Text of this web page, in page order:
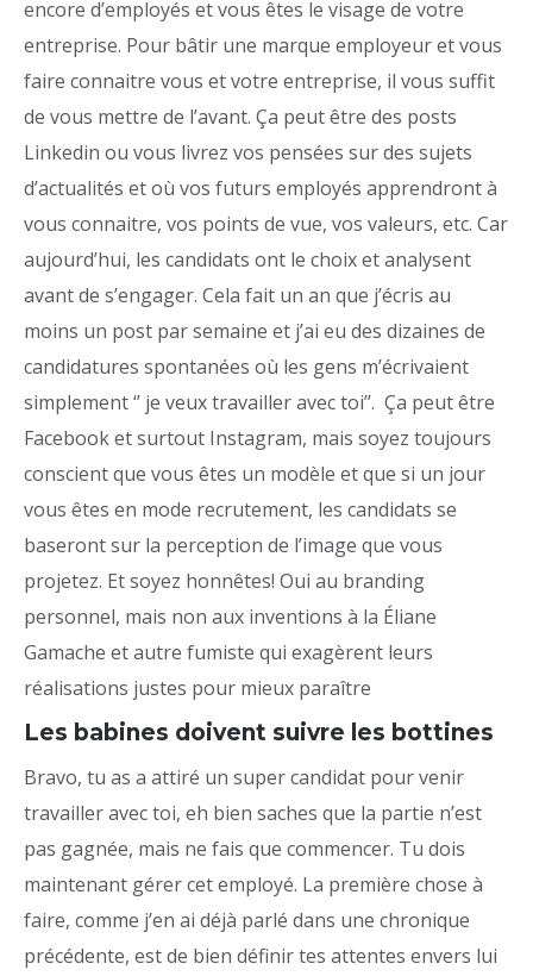
encore d’employés et vous êtes le visage de votre
entreprise. Pour bâtir une marque employeur et vous
faire connaitre vous et votre entreprise, il vous suffit
de vous mettre de l’avant. Ça peut être des posts
Linkedin ou vous livrez vos pensées sur des sujets
d’actualités et où vos futurs employés apprendront à
vous connaitre, vos points de vue, vos valeurs, etc. Car
aujourd’hui, les candidats ont le choix et analysent
avant de s’engager. Cela fait un an que j’écris au
moins un post par semaine et j’ai eu des dizaines de
candidatures spontanées où les gens m’écrivaient
simplement ‘’ je veux travailler avec toi’’. Ça peut être
Facebook et surtout Instagram, mais soyez toujours
conscient que vous êtes un modèle et que si un jour
vous êtes en mode recrutement, les candidats se
baseront sur la perception de l’image que vous
projetez. Et soyez honnêtes! Oui au branding
personnel, mais non aux inventions à la Éliane
Gamache et autre fumiste qui exagèrent leurs
réalisations justes pour mieux paraître
Les babines doivent suivre les bottines
Bravo, tu as a attiré un super candidat pour venir
travailler avec toi, eh bien saches que la partie n’est
pas gagnée, mais ne fais que commencer. Tu dois
maintenant gérer cet employé. La première chose à
faire, comme j’en ai déjà parlé dans une chronique
précédente, est de bien définir tes attentes envers lui